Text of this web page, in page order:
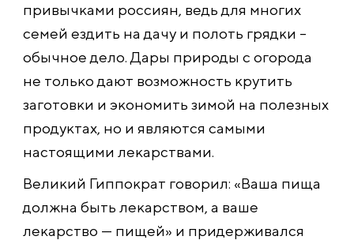
привычками россиян, ведь для многих
семей ездить на дачу и полоть грядки –
обычное дело. Дары природы с огорода
не только дают возможность крутить
заготовки и экономить зимой на полезных
продуктах, но и являются самыми
настоящими лекарствами.
Великий Гиппократ говорил: «Ваша пища
должна быть лекарством, а ваше
лекарство — пищей» и придерживался